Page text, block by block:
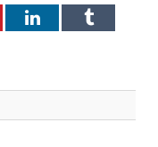
LinkedInTumblr